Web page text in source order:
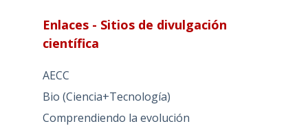
Enlaces - Sitios de divulgación
científica
AECC
Bio (Ciencia+Tecnología)
Comprendiendo la evolución